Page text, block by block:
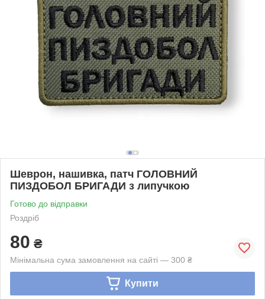
Шеврон, нашивка, патч ГОЛОВНИЙ
ПИЗДОБОЛ БРИГАДИ з липучкою
Готово до відправки
Роздріб
80 ₴
Мінімальна сума замовлення на сайті — 300 ₴
Купити